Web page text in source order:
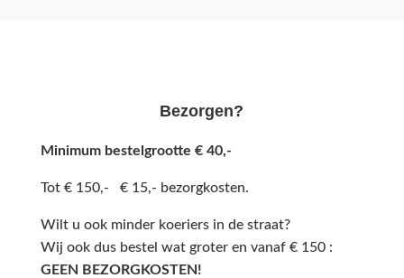
Bezorgen?
Minimum bestelgrootte € 40,-
Tot € 150,- € 15,- bezorgkosten.
Wilt u ook minder koeriers in de straat?
Wij ook dus bestel wat groter en vanaf € 150 :
GEEN BEZORGKOSTEN!